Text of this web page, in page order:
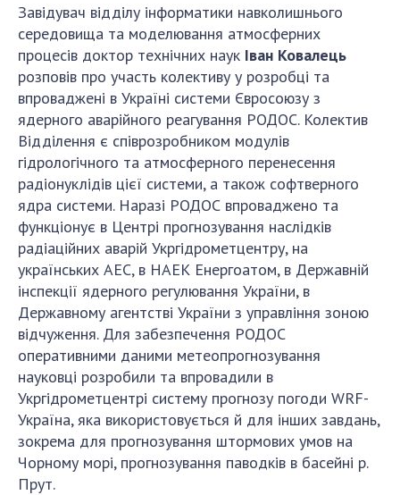
Завідувач відділу інформатики навколишнього
середовища та моделювання атмосферних
процесів доктор технічних наук Іван Ковалець
розповів про участь колективу у розробці та
впроваджені в Україні системи Євросоюзу з
ядерного аварійного реагування РОДОС. Колектив
Відділення є співрозробником модулів
гідрологічного та атмосферного перенесення
радіонуклідів цієї системи, а також софтверного
ядра системи. Наразі РОДОС впроваджено та
функціонує в Центрі прогнозування наслідків
радіаційних аварій Укргідрометцентру, на
українських АЕС, в НАЕК Енергоатом, в Державній
інспекції ядерного регулювання України, в
Державному агентстві України з управління зоною
відчуження. Для забезпечення РОДОС
оперативними даними метеопрогнозування
науковці розробили та впровадили в
Укргідрометцентрі систему прогнозу погоди WRF-
Україна, яка використовується й для інших завдань,
зокрема для прогнозування штормових умов на
Чорному морі, прогнозування паводків в басейні р.
Прут.